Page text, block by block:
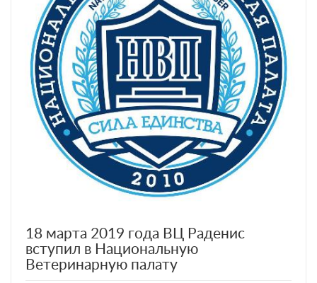
18 марта 2019 года ВЦ Раденис
вступил в Национальную
Ветеринарную палату